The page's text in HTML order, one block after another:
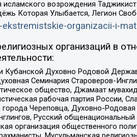
возрождения
Которая Улыбается, Легион
organizacii-i-
организаций в
Кубанской Духовно Родовой
Семинария Староверов-
общество, Джамаат
рабочая партия России,
Череповца, Духовно-
Русский
организация общественного